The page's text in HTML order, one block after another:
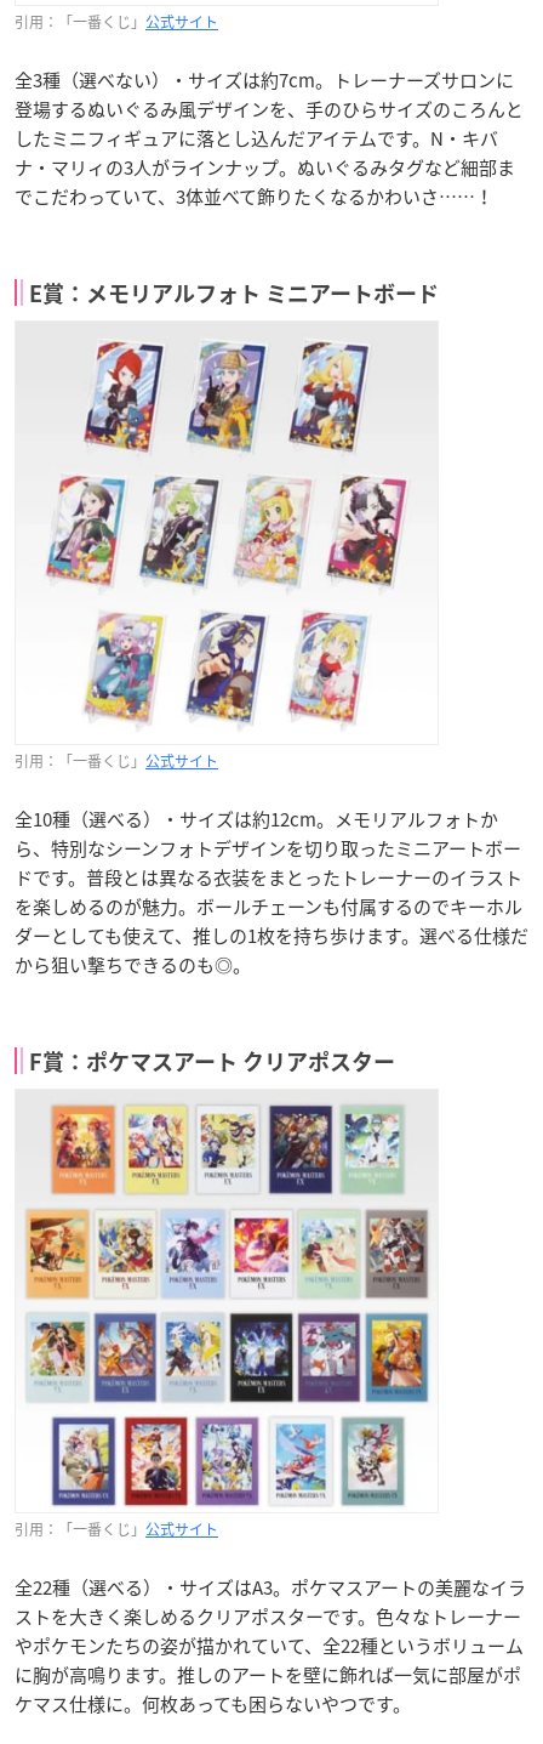
引用：「一番くじ」 公式サイト
全3種（選べない）・サイズは約7cm。トレーナーズサロンに
登場するぬいぐるみ風デザインを、手のひらサイズのころんと
したミニフィギュアに落とし込んだアイテムです。N・キバ
ナ・マリィの3人がラインナップ。ぬいぐるみタグなど細部ま
でこだわっていて、3体並べて飾りたくなるかわいさ……！
E賞：メモリアルフォト ミニアートボード
引用：「一番くじ」 公式サイト
全10種（選べる）・サイズは約12cm。メモリアルフォトか
ら、特別なシーンフォトデザインを切り取ったミニアートボー
ドです。普段とは異なる衣装をまとったトレーナーのイラスト
を楽しめるのが魅力。ボールチェーンも付属するのでキーホル
ダーとしても使えて、推しの1枚を持ち歩けます。選べる仕様だ
から狙い撃ちできるのも◎。
F賞：ポケマスアート クリアポスター
引用：「一番くじ」 公式サイト
全22種（選べる）・サイズはA3。ポケマスアートの美麗なイラ
ストを大きく楽しめるクリアポスターです。色々なトレーナー
やポケモンたちの姿が描かれていて、全22種というボリューム
に胸が高鳴ります。推しのアートを壁に飾れば一気に部屋がポ
ケマス仕様に。何枚あっても困らないやつです。